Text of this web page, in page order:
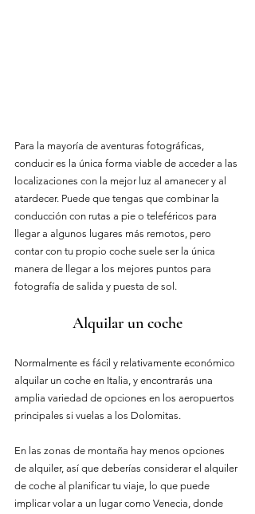
Para la mayoría de aventuras fotográficas,
conducir es la única forma viable de acceder a las
localizaciones con la mejor luz al amanecer y al
atardecer. Puede que tengas que combinar la
conducción con rutas a pie o teleféricos para
llegar a algunos lugares más remotos, pero
contar con tu propio coche suele ser la única
manera de llegar a los mejores puntos para
fotografía de salida y puesta de sol.
Alquilar un coche
Normalmente es fácil y relativamente económico
alquilar un coche en Italia, y encontrarás una
amplia variedad de opciones en los aeropuertos
principales si vuelas a los Dolomitas.
En las zonas de montaña hay menos opciones
de alquiler, así que deberías considerar el alquiler
de coche al planificar tu viaje, lo que puede
implicar volar a un lugar como Venecia, donde